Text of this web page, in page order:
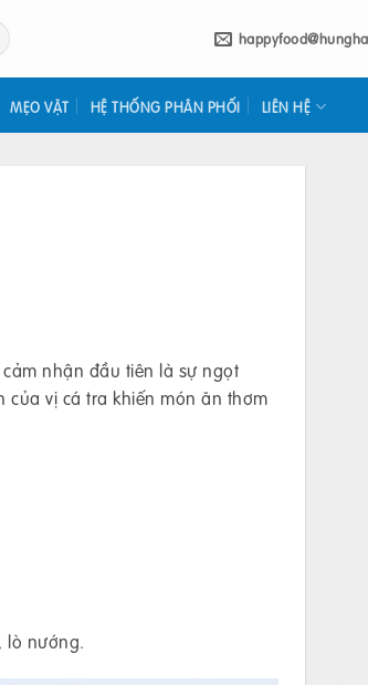
MẸO VẶT HỆ THỐNG PHÂN PHỐI LIÊN HỆ
nhận đầu tiên là sự ngọt
vị cá tra khiến món ăn thơm
lò nướng.